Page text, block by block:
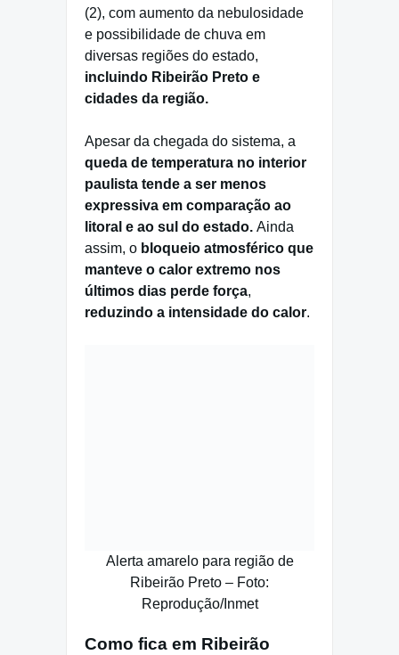
(2), com aumento da nebulosidade
e possibilidade de chuva em
diversas regiões do estado,
incluindo Ribeirão Preto e
cidades da região.
Apesar da chegada do sistema, a
queda de temperatura no interior
paulista tende a ser menos
expressiva em comparação ao
litoral e ao sul do estado. Ainda
assim, o bloqueio atmosférico que
manteve o calor extremo nos
últimos dias perde força,
reduzindo a intensidade do calor.
Alerta amarelo para região de
Ribeirão Preto – Foto:
Reprodução/Inmet
Como fica em Ribeirão